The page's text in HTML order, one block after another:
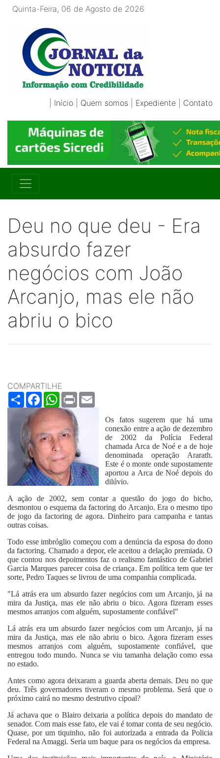
Quinta-Feira, 06 de Agosto de 2026
Início Quem somos Expediente Contato
Deu no que deu - Era
absurdo fazer
negócios com João
Arcanjo, mas ele não
abriu o bico
COMPARTILHE
ShareFacebookWhatsApp
Print
Os fatos sugerem que há uma
conexão entre a ação de dezembro
de 2002 da Polícia Federal
chamada Arca de Noé e a de hoje
denominada operação Ararath.
Este é o monte onde supostamente
aportou a Arca de Noé depois do
dilúvio.
A ação de 2002, sem contar a questão do jogo do bicho,
desmontou o esquema da factoring do Arcanjo. Era o mesmo tipo
de jogo da factoring de agora. Dinheiro para campanha e tantas
outras coisas.
Todo esse imbróglio começou com a denúncia da esposa do dono
da factoring. Chamado a depor, ele aceitou a delação premiada. O
que contou nos depoimentos faz o realismo fantástico de Gabriel
Garcia Marques parecer coisa de criança. Em política tem que ter
sorte, Pedro Taques se livrou de uma companhia complicada.
"Lá atrás era um absurdo fazer negócios com um Arcanjo, já na
mira da Justiça, mas ele não abriu o bico. Agora fizeram esses
mesmos arranjos com alguém, supostamente confiável"
Lá atrás era um absurdo fazer negócios com um Arcanjo, já na
mira da Justiça, mas ele não abriu o bico. Agora fizeram esses
mesmos arranjos com alguém, supostamente confiável, que
entregou todo mundo. Nunca se viu tamanha delação como essa
no estado.
Antes como agora deixaram a guarda aberta demais. Deu no que
deu. Três governadores tiveram o mesmo problema. Será que o
próximo cairá no mesmo destrutivo cipoal?
Já achava que o Blairo deixaria a política depois do mandato de
senador. Com mais esse fato, ele vai é tomar conta de seu negócio.
Quase, por um tiquinho, não foi autorizada a entrada da Policia
Federal na Amaggi. Seria um baque para os negócios da empresa.